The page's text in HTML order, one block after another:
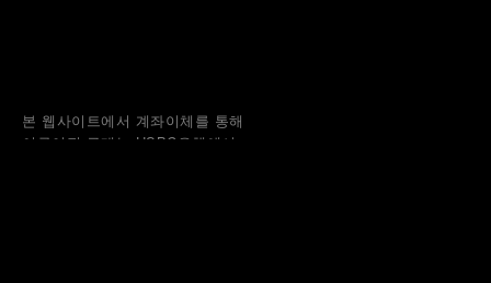
본 웹사이트에서 계좌이체를 통해
이루어진 구매는 HSBC은행에서